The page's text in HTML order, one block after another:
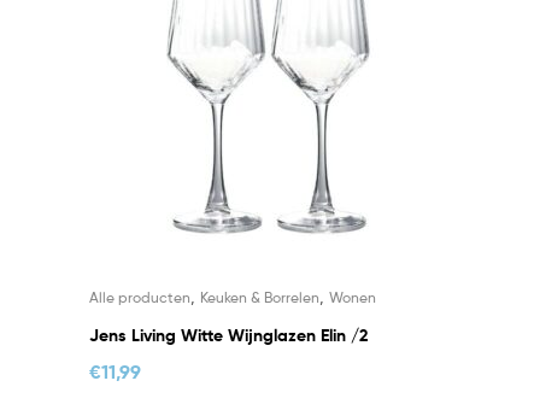
Alle producten Keuken & Borrelen Wonen
Jens Living Witte Wijnglazen Elin /2
€11,99